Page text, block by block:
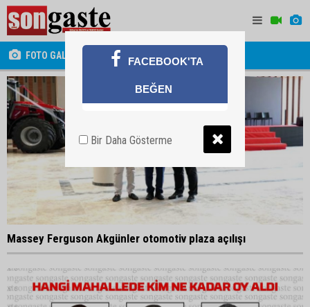
FOTO GALERİ
Massey Ferguson Akgünler otomotiv plaza açılışı
FACEBOOK'TA
BEĞEN
Bir Daha Gösterme